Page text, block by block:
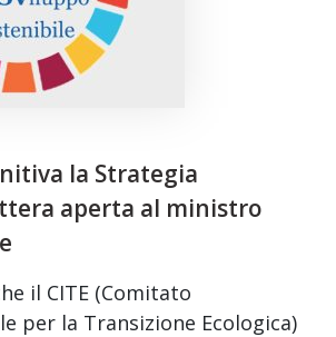
la Strategia
aperta al ministro
il CITE (Comitato
per la Transizione Ecologica)